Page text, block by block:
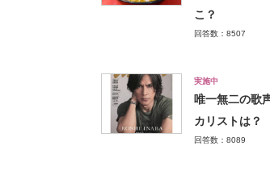
こ？
回答数：8507
実施中
唯一無二の歌
カリストは？
回答数：8089